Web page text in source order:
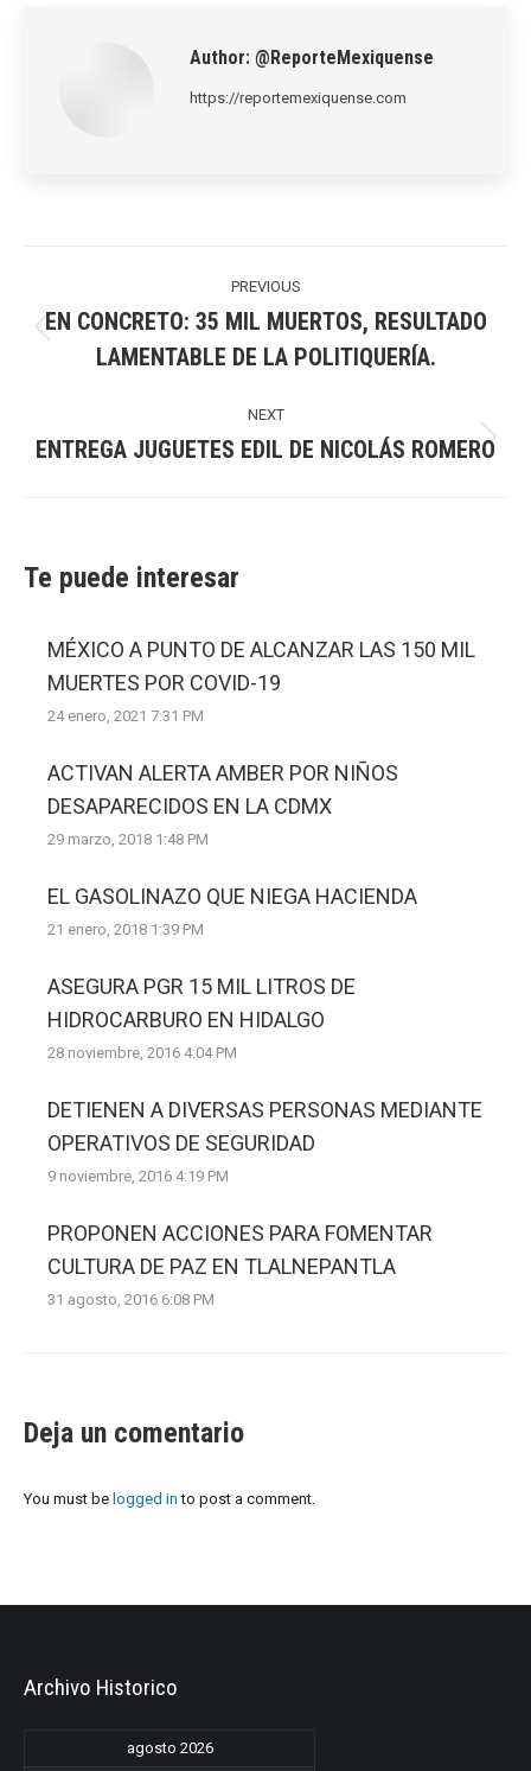
Author: @ReporteMexiquense
https://reportemexiquense.com
PREVIOUS
post:
EN CONCRETO: 35 MIL MUERTOS, RESULTADO
LAMENTABLE DE LA POLITIQUERÍA.
NEXT
Next
ENTREGA JUGUETES EDIL DE NICOLÁS ROMERO
Te puede interesar
MÉXICO A PUNTO DE ALCANZAR LAS 150 MIL
MUERTES POR COVID-19
24 enero, 2021 7:31 PM
ACTIVAN ALERTA AMBER POR NIÑOS
DESAPARECIDOS EN LA CDMX
29 marzo, 2018 1:48 PM
EL GASOLINAZO QUE NIEGA HACIENDA
21 enero, 2018 1:39 PM
ASEGURA PGR 15 MIL LITROS DE
HIDROCARBURO EN HIDALGO
28 noviembre, 2016 4:04 PM
DETIENEN A DIVERSAS PERSONAS MEDIANTE
OPERATIVOS DE SEGURIDAD
9 noviembre, 2016 4:19 PM
PROPONEN ACCIONES PARA FOMENTAR
CULTURA DE PAZ EN TLALNEPANTLA
31 agosto, 2016 6:08 PM
Deja un comentario
You must be logged in to post a comment.
Archivo Historico
agosto 2026